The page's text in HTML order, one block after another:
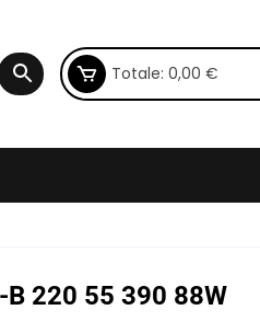
Totale: 0,00 €
B 220 55 390 88W